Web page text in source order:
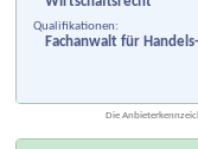
Qualifikationen:
Fachanwalt für
Die